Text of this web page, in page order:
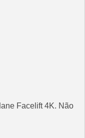
Facelift 4K. Não